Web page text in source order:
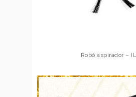
Robô aspirador –